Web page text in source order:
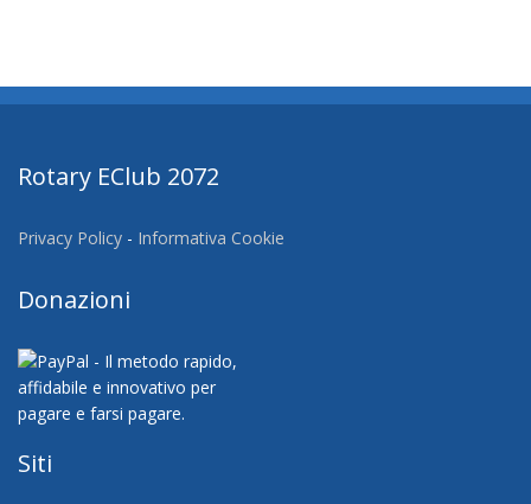
Rotary EClub 2072
Privacy Policy - Informativa Cookie
Donazioni
Siti